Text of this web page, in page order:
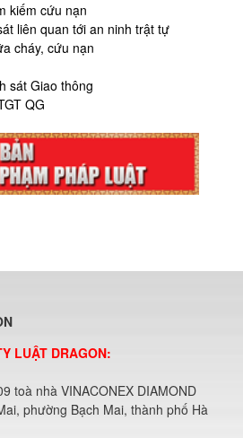
kiếm cứu nạn
liên quan tới an ninh trật tự
cháy, cứu nạn
sát Giao thông
QG
LUẬT DRAGON:
toà nhà VINACONEX DIAMOND
phường Bạch Mai, thành phố Hà